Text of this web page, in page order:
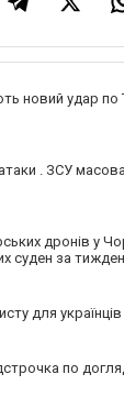
новий удар по
. ЗСУ
дронів у
суден за
для
по